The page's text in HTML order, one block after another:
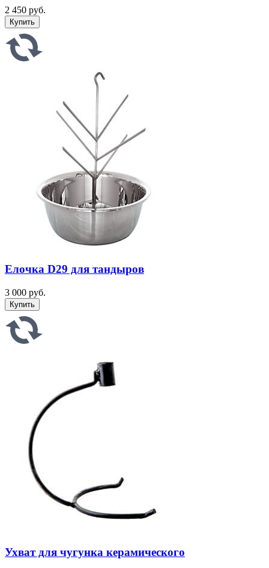
2 450 руб.
Елочка D29 для тандыров
3 000 руб.
Ухват для чугунка керамического